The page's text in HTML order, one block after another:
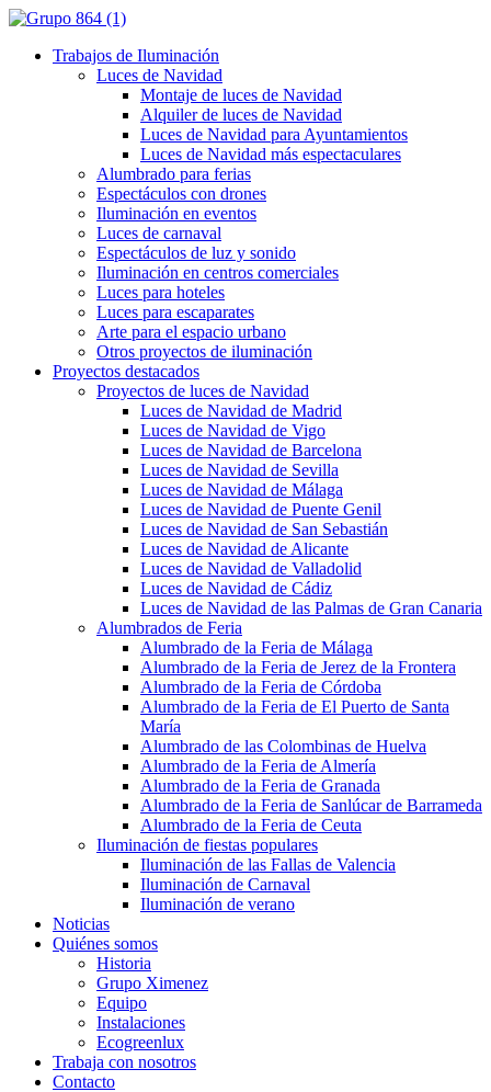
Trabajos de Iluminación
Luces de Navidad
Montaje de luces de Navidad
Alquiler de luces de Navidad
Luces de Navidad para Ayuntamientos
Luces de Navidad más espectaculares
Alumbrado para ferias
Espectáculos con drones
Iluminación en eventos
Luces de carnaval
Espectáculos de luz y sonido
Iluminación en centros comerciales
Luces para hoteles
Luces para escaparates
Arte para el espacio urbano
Otros proyectos de iluminación
Proyectos destacados
Proyectos de luces de Navidad
Luces de Navidad de Madrid
Luces de Navidad de Vigo
Luces de Navidad de Barcelona
Luces de Navidad de Sevilla
Luces de Navidad de Málaga
Luces de Navidad de Puente Genil
Luces de Navidad de San Sebastián
Luces de Navidad de Alicante
Luces de Navidad de Valladolid
Luces de Navidad de Cádiz
Luces de Navidad de las Palmas de Gran Canaria
Alumbrados de Feria
Alumbrado de la Feria de Málaga
Alumbrado de la Feria de Jerez de la Frontera
Alumbrado de la Feria de Córdoba
Alumbrado de la Feria de El Puerto de Santa
María
Alumbrado de las Colombinas de Huelva
Alumbrado de la Feria de Almería
Alumbrado de la Feria de Granada
Alumbrado de la Feria de Sanlúcar de Barrameda
Alumbrado de la Feria de Ceuta
Iluminación de fiestas populares
Iluminación de las Fallas de Valencia
Iluminación de Carnaval
Iluminación de verano
Noticias
Quiénes somos
Historia
Grupo Ximenez
Equipo
Instalaciones
Ecogreenlux
Trabaja con nosotros
Contacto